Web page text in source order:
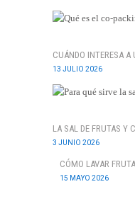
CUÁNDO INTERESA A
13 JULIO 2026
LA SAL DE FRUTAS Y
3 JUNIO 2026
CÓMO LAVAR
15 MAYO 2026